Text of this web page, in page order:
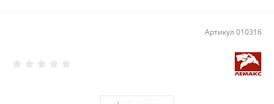
Артикул 010316